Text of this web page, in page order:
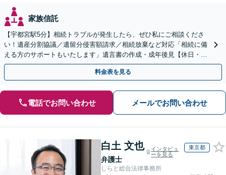
家族信託
【宇都宮駅5分】相続トラブルが発生したら、ぜひ私にご相談くださ
い！遺産分割協議／遺留分侵害額請求／相続放棄など対応「相続に備
える方のサポートもいたします」遺言書の作成・成年後見【休日・夜
間面談あり】【ビデオ面談対応】
料金表を見る
電話でお問い合わせ メールでお問い合わせ
白土 文也
弁護士
インタビュ
ーを見る
東京都
しらと総合法律事務所